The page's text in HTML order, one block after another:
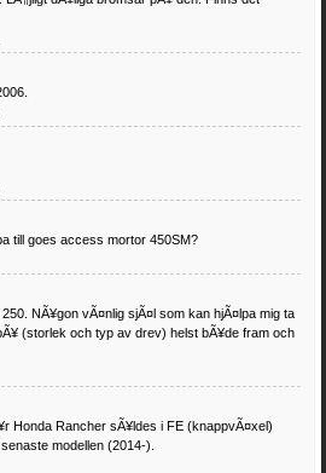
till goes access mortor 450SM?
NÃ¥gon vÃ¤nlig sjÃ¤l som kan hjÃ¤lpa mig ta
(storlek och typ av drev) helst bÃ¥de fram och
Honda Rancher sÃ¥ldes i FE (knappvÃ¤xel)
modellen (2014-).